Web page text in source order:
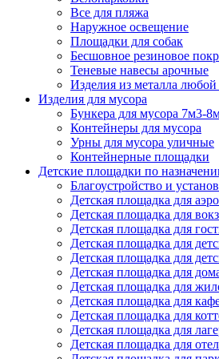
Все для пляжа
Наружное освещение
Площадки для собак
Бесшовное резиновое
Теневые навесы арочные
Изделия из металла
Изделия для мусора
Бункера для мусора 7м3-
Контейнеры для мусора
Урны для мусора уличные
Контейнерные площадки
Детские площадки по
Благоустройство и
Детская площадка для
Детская площадка для
Детская площадка для
Детская площадка для
Детская площадка для
Детская площадка для
Детская площадка для
Детская площадка для
Детская площадка для
Детская площадка для
Детская площадка для